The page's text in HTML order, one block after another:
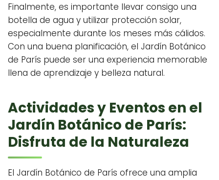
Finalmente, es importante llevar consigo una
botella de agua y utilizar protección solar,
especialmente durante los meses más cálidos.
Con una buena planificación, el Jardín Botánico
de París puede ser una experiencia memorable
llena de aprendizaje y belleza natural.
Actividades y Eventos en el
Jardín Botánico de París:
Disfruta de la Naturaleza
El Jardín Botánico de París ofrece una amplia